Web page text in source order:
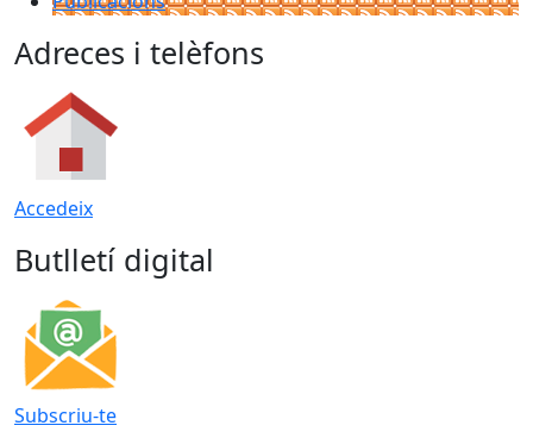
Adreces i telèfons
Accedeix
Butlletí digital
Subscriu-te